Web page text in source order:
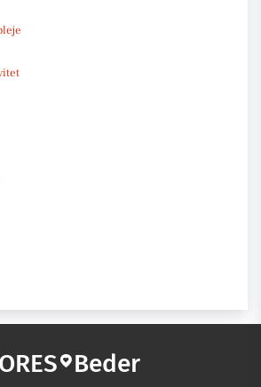
Beder